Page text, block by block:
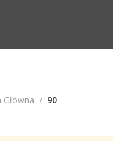
Główna 90